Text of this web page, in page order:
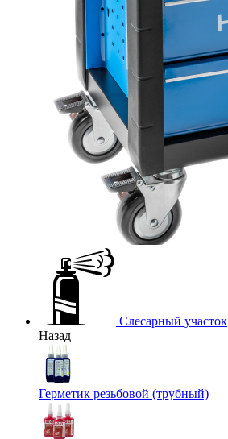
Слесарный участок
Назад
Герметик резьбовой (трубный)